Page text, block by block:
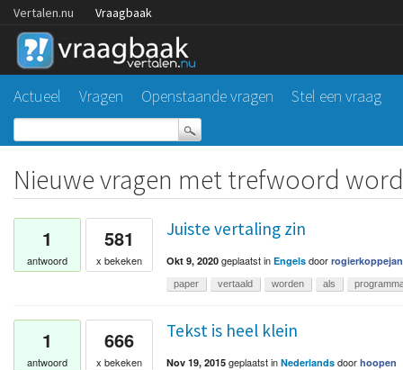
Vertalen.nu Vraagbaak
Actueel Vragen Openstaande vragen Stel een vraag
Nieuwe vragen met trefwoord
1
antwoord
581
x bekeken
Juiste vertaling zin
Okt 9, 2020 geplaatstin Engels door rogierkoppejan
paper vertaald worden als
1
antwoord
666
x bekeken
Tekst is heel klein
Nov 19, 2015 geplaatstin Nederlands door hoopen